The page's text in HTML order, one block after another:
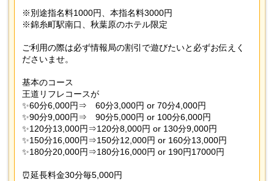
※別途指名料1000円、本指名料3000円
※錦糸町駅南口、秋葉原のホテル限定
ご利用の際は必ず情報局の割引で遊びたいと必ずお伝えく
ださいませ。
基本のコース
王道リフレコースが
✨60分6,000円⇒ 60分3,000円 or 70分4,000円
✨90分9,000円⇒ 90分5,000円 or 100分6,000円
✨120分13,000円⇒120分8,000円 or 130分9,000円
✨150分16,000円⇒150分12,000円 or 160分13,000円
✨180分20,000円⇒180分16,000円 or 190円17000円
⏰延長料金30分毎5,000円